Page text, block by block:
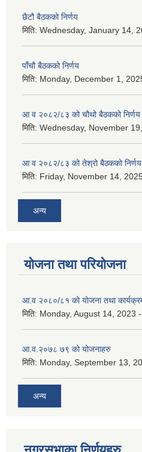
छैटौ बैठकको निर्णय
मिति: Wednesday, January 14,
पाँचौ बैठकको निर्णय
मिति: Monday, December 1,
आ व २०८२/८३ को चौथो बैठकको निर्णय
मिति: Wednesday, November
आ व २०८२/८३ को तेश्रो बैठकको निर्णय
मिति: Friday, November 14,
अन्य
योजना तथा परियोजना
आ.व २०८०/८१ को योजना तथा
मिति: Monday, August 14, 2023
आ.व.२०७८ ७९ को योजनाहरु
मिति: Monday, September 13,
अन्य